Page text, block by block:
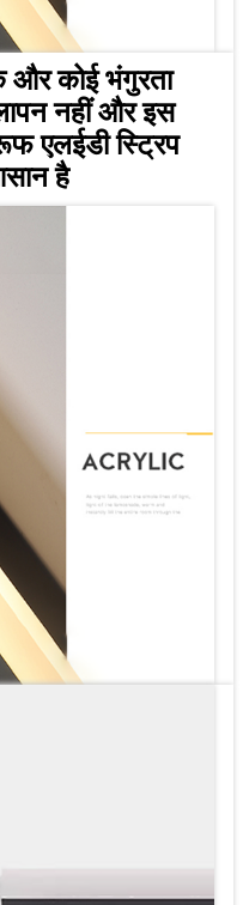
और कोई भंगुरता
नहीं और इस
एलईडी स्ट्रिप
है